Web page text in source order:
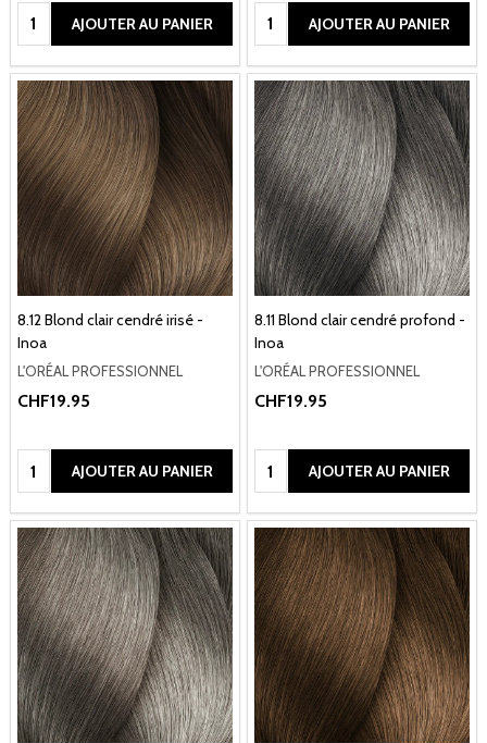
Quantité:AJOUTER AU PANIER Quantité:AJOUTER AU PANIER
8.12 Blond clair cendré irisé -
Inoa
L'ORÉAL PROFESSIONNEL
CHF19.95
Quantité:AJOUTER AU PANIER
8.11 Blond clair cendré profond -
Inoa
L'ORÉAL PROFESSIONNEL
CHF19.95
Quantité:AJOUTER AU PANIER